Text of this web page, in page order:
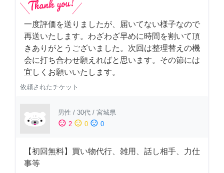
一度評価を送りましたが、届いてない様子なので
再送いたします。わざわざ早めに時間を割いて頂
きありがとうございました。次回は整理替えの機
会に打ち合わせ願えればと思います。その節には
宜しくお願いいたします。
依頼されたチケット
男性 / 30代 / 宮城県
sentiment_satisfied 2 sentiment_neutral 0 sentiment_dissatisfied 0
【初回無料】買い物代行、雑用、話し相手、力仕
事等